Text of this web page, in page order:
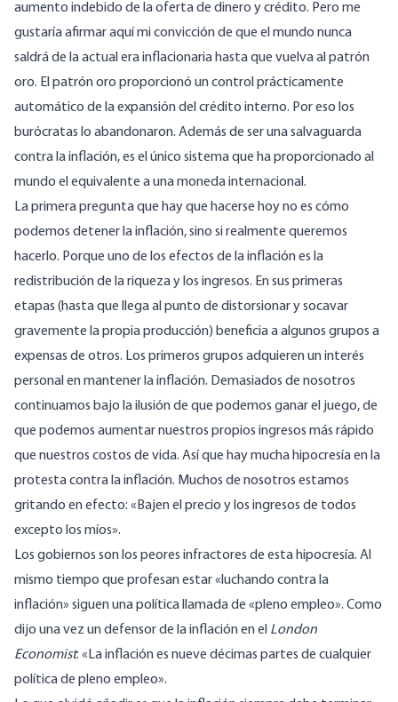
aumento indebido de la oferta de dinero y crédito. Pero me
gustaría afirmar aquí mi convicción de que el mundo nunca
saldrá de la actual era inflacionaria hasta que vuelva al patrón
oro. El patrón oro proporcionó un control prácticamente
automático de la expansión del crédito interno. Por eso los
burócratas lo abandonaron. Además de ser una salvaguarda
contra la inflación, es el único sistema que ha proporcionado al
mundo el equivalente a una moneda internacional.
La primera pregunta que hay que hacerse hoy no es cómo
podemos detener la inflación, sino si realmente queremos
hacerlo. Porque uno de los efectos de la inflación es la
redistribución de la riqueza y los ingresos. En sus primeras
etapas (hasta que llega al punto de distorsionar y socavar
gravemente la propia producción) beneficia a algunos grupos a
expensas de otros. Los primeros grupos adquieren un interés
personal en mantener la inflación. Demasiados de nosotros
continuamos bajo la ilusión de que podemos ganar el juego, de
que podemos aumentar nuestros propios ingresos más rápido
que nuestros costos de vida. Así que hay mucha hipocresía en la
protesta contra la inflación. Muchos de nosotros estamos
gritando en efecto: «Bajen el precio y los ingresos de todos
excepto los míos».
Los gobiernos son los peores infractores de esta hipocresía. Al
mismo tiempo que profesan estar «luchando contra la
inflación» siguen una política llamada de «pleno empleo». Como
dijo una vez un defensor de la inflación en el London
Economist: «La inflación es nueve décimas partes de cualquier
política de pleno empleo».